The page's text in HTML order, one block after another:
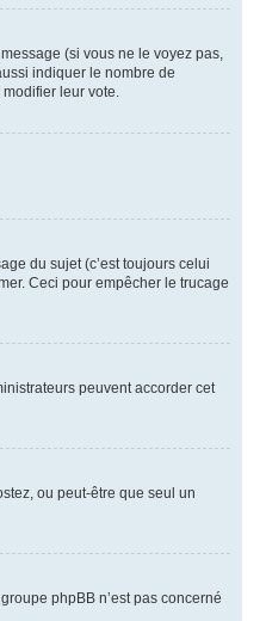
(si vous ne le voyez pas,
indiquer le nombre de
leur vote.
du sujet (c’est toujours celui
Ceci pour empêcher le trucage
peuvent accorder cet
ou peut-être que seul un
phpBB n’est pas concerné